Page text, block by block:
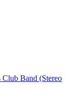
Club Band (Stereo